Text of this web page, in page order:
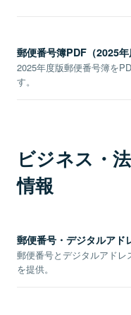
郵便番号簿PDF（2025年
2025年度版郵便番号簿を
す。
ビジネス・
情報
郵便番号・デジタルアド
郵便番号とデジタルアド
を提供。